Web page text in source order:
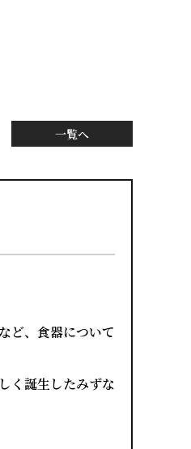
一覧へ
ど、食器について
く誕生したみずな